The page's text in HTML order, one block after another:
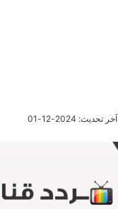
آخر تحديث: 2024-12-01